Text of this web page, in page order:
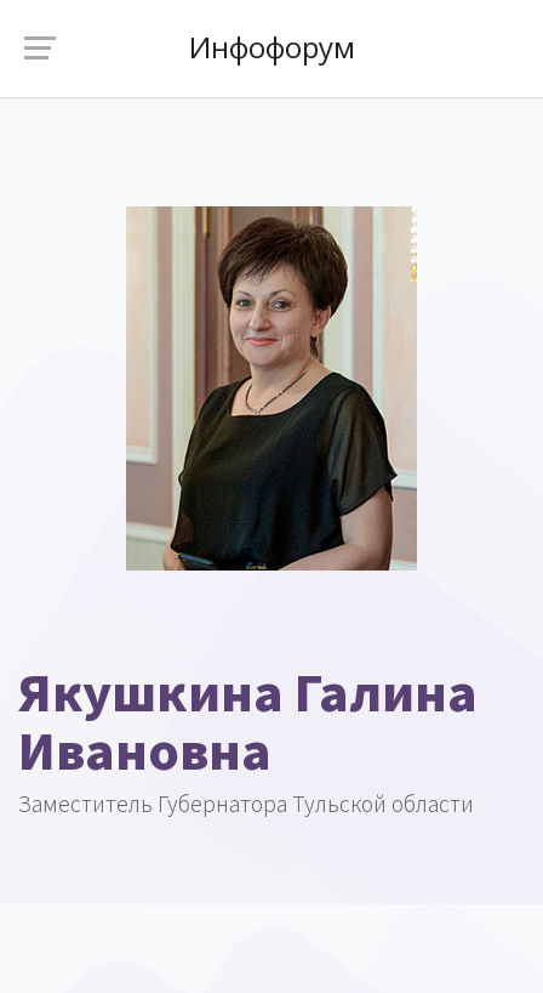
Инфофорум
Якушкина Галина
Ивановна
Заместитель Губернатора Тульской области